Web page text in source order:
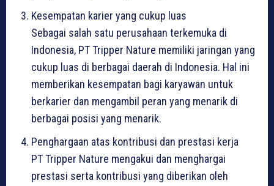
Kesempatan karier yang cukup luas
Sebagai salah satu perusahaan terkemuka di
Indonesia, PT Tripper Nature memiliki jaringan yang
cukup luas di berbagai daerah di Indonesia. Hal ini
memberikan kesempatan bagi karyawan untuk
berkarier dan mengambil peran yang menarik di
berbagai posisi yang menarik.
Penghargaan atas kontribusi dan prestasi kerja
PT Tripper Nature mengakui dan menghargai
prestasi serta kontribusi yang diberikan oleh